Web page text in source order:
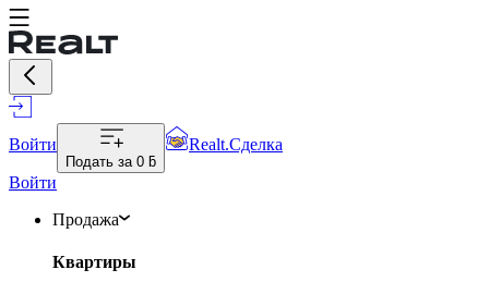
Войти
Подать за 0 ƃ
Realt.Сделка
Войти
Продажа
Квартиры